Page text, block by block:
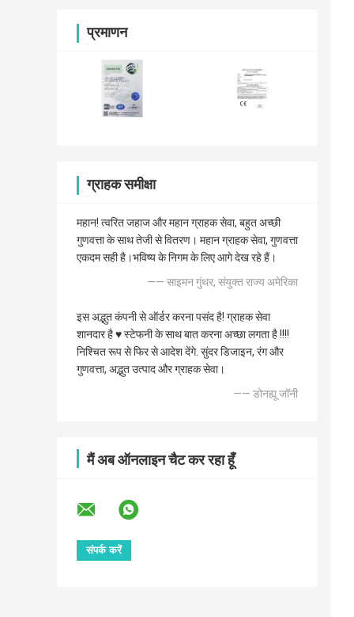
प्रमाणन
ग्राहक समीक्षा
महान! त्वरित जहाज और महान ग्राहक सेवा, बहुत अच्छी
गुणवत्ता के साथ तेजी से वितरण। महान ग्राहक सेवा, गुणवत्ता
एकदम सही है।भविष्य के निगम के लिए आगे देख रहे हैं।
—— साइमन गुंथर, संयुक्त राज्य अमेरिका
इस अद्भुत कंपनी से ऑर्डर करना पसंद है! ग्राहक सेवा
शानदार है ♥️ स्टेफनी के साथ बात करना अच्छा लगता है !!!!
निश्चित रूप से फिर से आदेश देंगे. सुंदर डिजाइन, रंग और
गुणवत्ता, अद्भुत उत्पाद और ग्राहक सेवा।
—— डोनह्यू जॉनी
मैं अब ऑनलाइन चैट कर रहा हूँ